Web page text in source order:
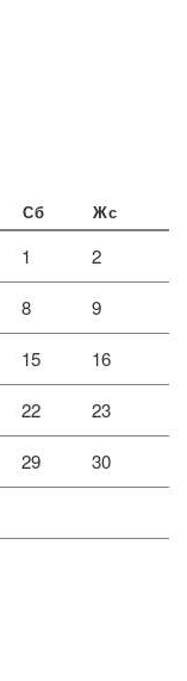
Сб Жс
1 2
8 9
15 16
22 23
29 30